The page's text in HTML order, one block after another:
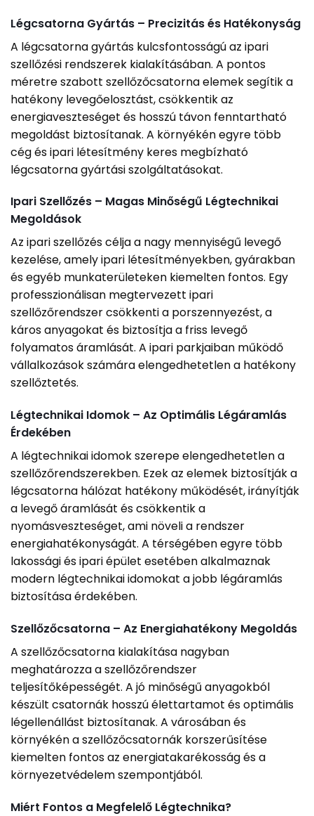
Légcsatorna Gyártás – Precizitás és Hatékonyság
A légcsatorna gyártás kulcsfontosságú az ipari
szellőzési rendszerek kialakításában. A pontos
méretre szabott szellőzőcsatorna elemek segítik a
hatékony levegőelosztást, csökkentik az
energiaveszteséget és hosszú távon fenntartható
megoldást biztosítanak. A környékén egyre több
cég és ipari létesítmény keres megbízható
légcsatorna gyártási szolgáltatásokat.
Ipari Szellőzés – Magas Minőségű Légtechnikai
Megoldások
Az ipari szellőzés célja a nagy mennyiségű levegő
kezelése, amely ipari létesítményekben, gyárakban
és egyéb munkaterületeken kiemelten fontos. Egy
professzionálisan megtervezett ipari
szellőzőrendszer csökkenti a porszennyezést, a
káros anyagokat és biztosítja a friss levegő
folyamatos áramlását. A ipari parkjaiban működő
vállalkozások számára elengedhetetlen a hatékony
szellőztetés.
Légtechnikai Idomok – Az Optimális Légáramlás
Érdekében
A légtechnikai idomok szerepe elengedhetetlen a
szellőzőrendszerekben. Ezek az elemek biztosítják a
légcsatorna hálózat hatékony működését, irányítják
a levegő áramlását és csökkentik a
nyomásveszteséget, ami növeli a rendszer
energiahatékonyságát. A térségében egyre több
lakossági és ipari épület esetében alkalmaznak
modern légtechnikai idomokat a jobb légáramlás
biztosítása érdekében.
Szellőzőcsatorna – Az Energiahatékony Megoldás
A szellőzőcsatorna kialakítása nagyban
meghatározza a szellőzőrendszer
teljesítőképességét. A jó minőségű anyagokból
készült csatornák hosszú élettartamot és optimális
légellenállást biztosítanak. A városában és
környékén a szellőzőcsatornák korszerűsítése
kiemelten fontos az energiatakarékosság és a
környezetvédelem szempontjából.
Miért Fontos a Megfelelő Légtechnika?